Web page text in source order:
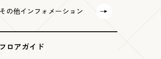
その他インフォメーション
フロアガイド